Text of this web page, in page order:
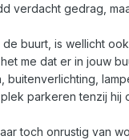
verdacht gedrag,
buurt, is wellicht
me dat er in jouw
buitenverlichting,
parkeren tenzij hij
toch onrustig van